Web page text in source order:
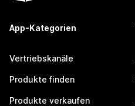
App-Kategorien
Vertriebskanäle
Produkte finden
Produkte verkaufen